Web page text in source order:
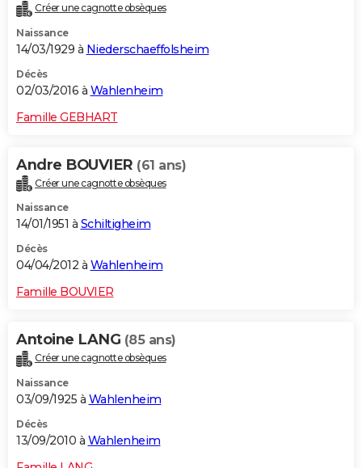
Créer une cagnotte obsèques
Naissance
14/03/1929 à Niederschaeffolsheim
Décès
02/03/2016 à Wahlenheim
Famille GEBHART
Andre BOUVIER (61 ans)
Créer une cagnotte obsèques
Naissance
14/01/1951 à Schiltigheim
Décès
04/04/2012 à Wahlenheim
Famille BOUVIER
Antoine LANG (85 ans)
Créer une cagnotte obsèques
Naissance
03/09/1925 à Wahlenheim
Décès
13/09/2010 à Wahlenheim